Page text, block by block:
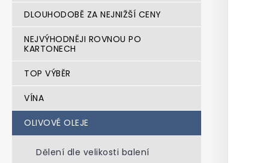
e
DLOUHODOBĚ ZA NEJNIŽŠÍ CENY
NEJVÝHODNĚJI ROVNOU PO
KARTONECH
TOP VÝBĚR
VÍNA
OLIVOVÉ OLEJE
Dělení dle velikosti balení